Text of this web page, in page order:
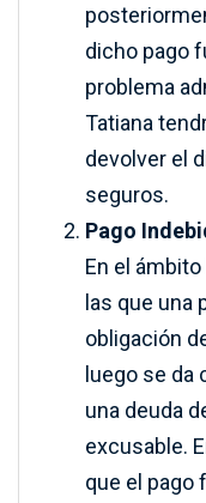
dicho pago
problema
Tatiana
devolver el
seguros.
Pago
En el
las que una
obligación
luego se da
una deuda
excusable.
que el pago